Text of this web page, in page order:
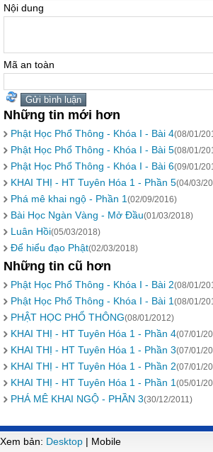
Nội dung
Mã an toàn
Những tin mới hơn
Phật Học Phổ Thông - Khóa I - Bài 4(08/01/
Phật Học Phổ Thông - Khóa I - Bài 5(08/01/
Phật Học Phổ Thông - Khóa I - Bài 6(09/01/
KHAI THỊ - HT Tuyên Hóa 1 - Phần 5(04/03/
Phá mê khai ngộ - Phần 1 (02/09/2016)
Bài Học Ngàn Vàng - Mở Đầu(01/03/2018)
Luân Hồi(05/03/2018)
Để hiểu đạo Phật(02/03/2018)
Những tin cũ hơn
Phật Học Phổ Thông - Khóa I - Bài 2(08/01/
Phật Học Phổ Thông - Khóa I - Bài 1 (08/01/
PHẬT HỌC PHỔ THÔNG(08/01/2012)
KHAI THỊ - HT Tuyên Hóa 1 - Phần 4(07/01/
KHAI THỊ - HT Tuyên Hóa 1 - Phần 3(07/01/
KHAI THỊ - HT Tuyên Hóa 1 - Phần 2(07/01/
KHAI THỊ - HT Tuyên Hóa 1 - Phần 1 (05/01/
PHÁ MÊ KHAI NGỘ - PHẦN 3(30/12/2011)
Xem bản: Desktop | Mobile